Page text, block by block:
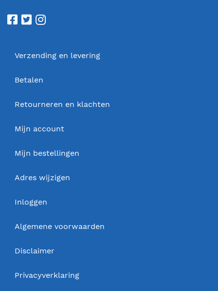
Verzending en levering
Betalen
Retourneren en klachten
Mijn account
Mijn bestellingen
Adres wijzigen
Inloggen
Algemene voorwaarden
Disclaimer
Privacyverklaring